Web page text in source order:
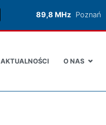
89,8 MHz Poznań
AKTUALNOŚCI O NAS